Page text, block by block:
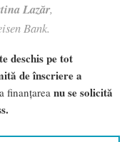
Lazăr,
Bank.
deschis pe tot
de înscriere a
finanțarea nu se solicită